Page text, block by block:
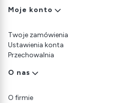
Moje konto
Twoje zamówienia
Ustawienia konta
Przechowalnia
O nas
O firmie